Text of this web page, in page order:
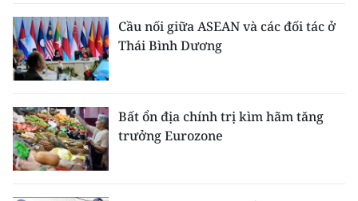
Cầu nối giữa ASEAN và các đối tác ở
Thái Bình Dương
Bất ổn địa chính trị kìm hãm tăng
trưởng Eurozone